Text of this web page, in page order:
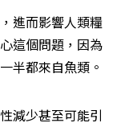
進而影響人類糧
這個問題，因為
半都來自魚類。
減少甚至可能引